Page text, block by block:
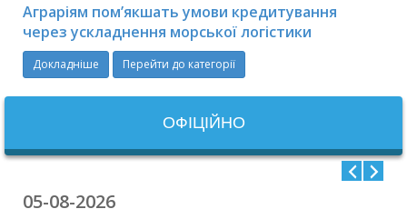
Аграріям пом’якшать умови кредитування
через ускладнення морської логістики
Докладніше Перейти до категорії
ОФIЦIЙНО
05-08-2026